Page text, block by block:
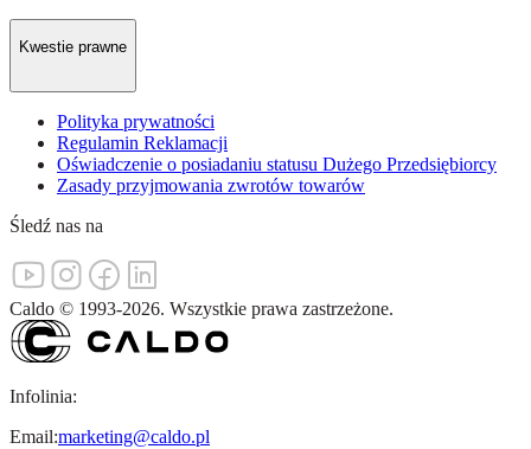
Kwestie prawne
Polityka prywatności
Regulamin Reklamacji
Oświadczenie o posiadaniu statusu Dużego Przedsiębiorcy
Zasady przyjmowania zwrotów towarów
Śledź nas na
Caldo © 1993-2026. Wszystkie prawa zastrzeżone.
Infolinia:
Email:marketing@caldo.pl